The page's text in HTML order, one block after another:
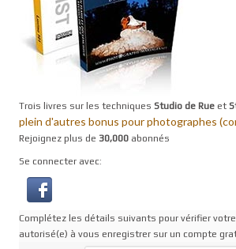
Trois livres sur les techniques Studio de Rue et
plein d'autres bonus pour photographes
Rejoignez plus de 30,000 abonnés
Se connecter avec:
Complétez les détails suivants pour vérifier
autorisé(e) à vous enregistrer sur un compte